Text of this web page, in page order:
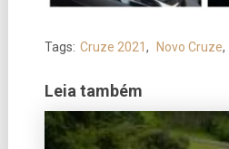
Tags: Cruze 2021 , Novo Cruze,
Leia também